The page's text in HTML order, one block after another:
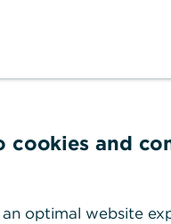
cookies and
optimal website